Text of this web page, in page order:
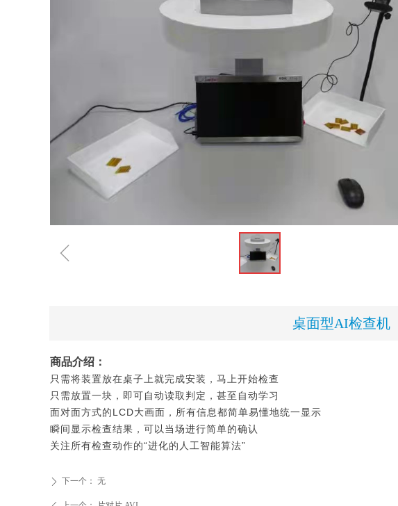
ꁆ
桌面型AI检查机
ꄲ 下一个： 无
商品介绍：
只需将装置放在桌子上就完成安装，马上开始检查
只需放置一块，即可自动读取判定，甚至自动学习
面对面方式的LCD大画面，所有信息都简单易懂地统一显示
瞬间显示检查结果，可以当场进行简单的确认
关注所有检查动作的“进化的人工智能算法”